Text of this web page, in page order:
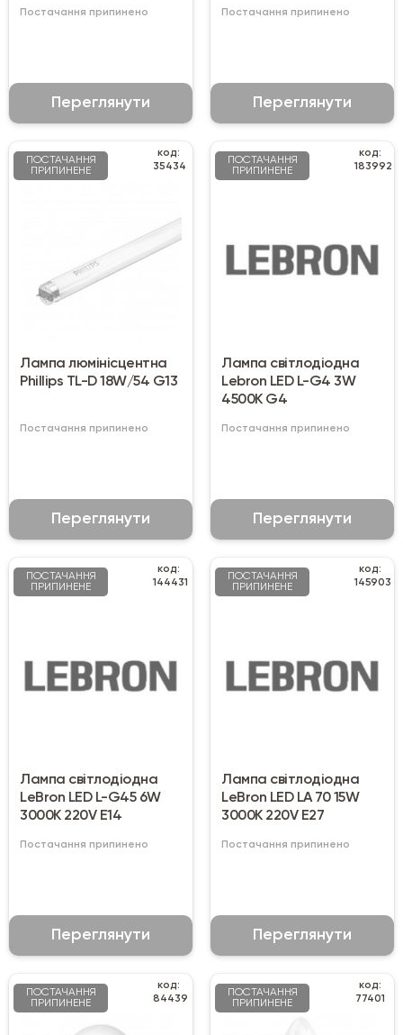
Постачання припинено
Переглянути
Постачання припинено
Переглянути
ПОСТАЧАННЯ
ПРИПИНЕНЕ
код:
35434
Лампа люмінісцентна
Phillips TL-D 18W/54 G13
Постачання припинено
Переглянути
ПОСТАЧАННЯ
ПРИПИНЕНЕ
код:
183992
Лампа світлодіодна
Lebron LED L-G4 3W
4500K G4
Постачання припинено
Переглянути
ПОСТАЧАННЯ
ПРИПИНЕНЕ
код:
144431
Лампа світлодіодна
LeBron LED L-G45 6W
3000K 220V E14
Постачання припинено
Переглянути
ПОСТАЧАННЯ
ПРИПИНЕНЕ
код:
145903
Лампа світлодіодна
LeBron LED LA 70 15W
3000K 220V E27
Постачання припинено
Переглянути
ПОСТАЧАННЯ
ПРИПИНЕНЕ
код:
84439
ПОСТАЧАННЯ
ПРИПИНЕНЕ
код:
77401